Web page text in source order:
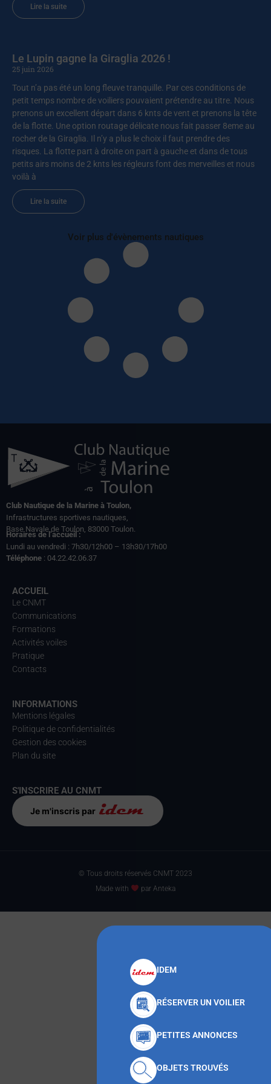
Lire la suite
Le Lupin gagne la Giraglia 2026 !
25 juin 2026
Tout n’a pas été un long fleuve tranquille. Par ces conditions de
petit temps nombre de voiliers pouvaient prétendre au titre. Nous
prenons un excellent départ dans 6 knts de vent et prenons la tête
de la flotte. Une option routage délicate nous fait passer 8eme au
rocher de la Giraglia. Il n’y a plus le choix il faut prendre des
risques. La flotte part à droite on part à gauche et dans de tous
petits airs moins de 2 knts les régleurs font des merveilles et nous
voilà à
Lire la suite
Voir plus d'évènements nautiques
IDEM
RÉSERVER UN VOILIER
PETITES ANNONCES
OBJETS TROUVÉS
Club Nautique de la Marine à Toulon,
Infrastructures sportives nautiques,
Base Navale de Toulon, 83000 Toulon.
Horaires de l’accueil :
Lundi au vendredi : 7h30/12h00 – 13h30/17h00
Téléphone : 04.22.42.06.37
ACCUEIL
Le CNMT
Communications
Formations
Activités voiles
Pratique
Contacts
INFORMATIONS
Mentions légales
Politique de confidentialités
Gestion des cookies
Plan du site
S'INSCRIRE AU CNMT
Je m'inscris par
© Tous droits réservés CNMT 2023
Made with
par Anteka